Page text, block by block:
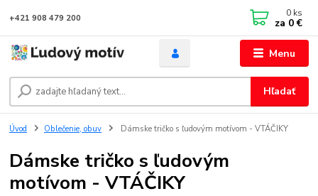
Menu
Hľadať
+421 908 479 200 0 ks
za 0 €
Úvod Oblečenie, obuv Dámske tričko s ľudovým motívom - VTÁČIKY
Dámske tričko s ľudovým
motívom - VTÁČIKY